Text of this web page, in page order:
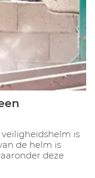
is
de helm is
deze